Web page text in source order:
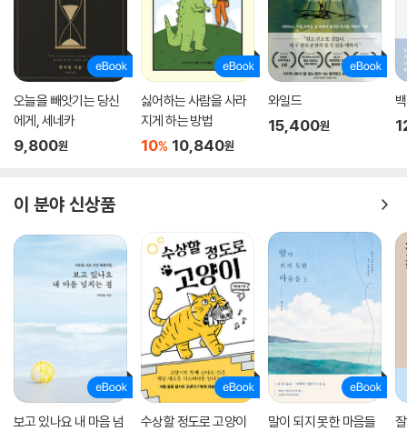
오늘을 빼앗기는 당신
에게, 세네카
9,800원
싫어하는 사람을 사라
지게 하는 방법
10% 10,840원
와일드
15,400원
이 분야 신상품
보고 있나요 내 마음 넘
수상할 정도로 고양이
말이 되지 못한 마음들